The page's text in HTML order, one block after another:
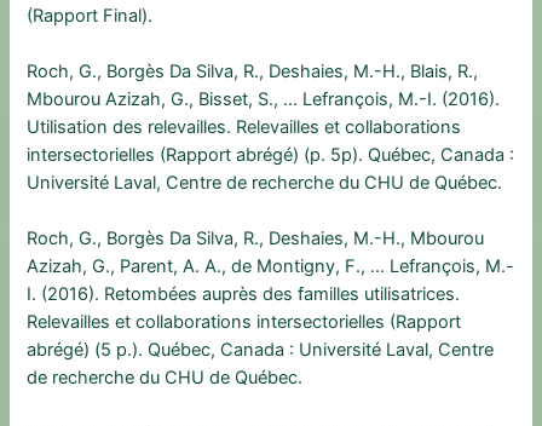
(Rapport Final).
Roch, G., Borgès Da Silva, R., Deshaies, M.-H., Blais, R.,
Mbourou Azizah, G., Bisset, S., … Lefrançois, M.-I. (2016).
Utilisation des relevailles. Relevailles et collaborations
intersectorielles (Rapport abrégé) (p. 5p). Québec, Canada :
Université Laval, Centre de recherche du CHU de Québec.
Roch, G., Borgès Da Silva, R., Deshaies, M.-H., Mbourou
Azizah, G., Parent, A. A., de Montigny, F., … Lefrançois, M.-
I. (2016). Retombées auprès des familles utilisatrices.
Relevailles et collaborations intersectorielles (Rapport
abrégé) (5 p.). Québec, Canada : Université Laval, Centre
de recherche du CHU de Québec.